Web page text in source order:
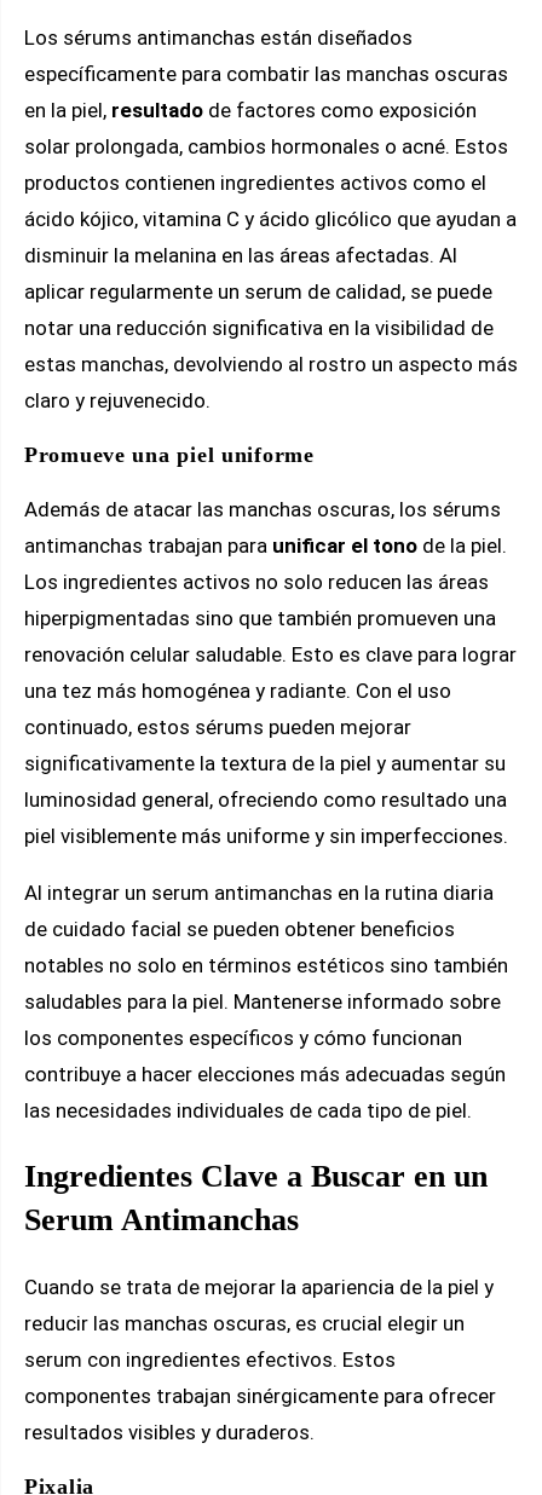
Los sérums antimanchas están diseñados
específicamente para combatir las manchas oscuras
en la piel, resultado de factores como exposición
solar prolongada, cambios hormonales o acné. Estos
productos contienen ingredientes activos como el
ácido kójico, vitamina C y ácido glicólico que ayudan a
disminuir la melanina en las áreas afectadas. Al
aplicar regularmente un serum de calidad, se puede
notar una reducción significativa en la visibilidad de
estas manchas, devolviendo al rostro un aspecto más
claro y rejuvenecido.
Promueve una piel uniforme
Además de atacar las manchas oscuras, los sérums
antimanchas trabajan para unificar el tono de la piel.
Los ingredientes activos no solo reducen las áreas
hiperpigmentadas sino que también promueven una
renovación celular saludable. Esto es clave para lograr
una tez más homogénea y radiante. Con el uso
continuado, estos sérums pueden mejorar
significativamente la textura de la piel y aumentar su
luminosidad general, ofreciendo como resultado una
piel visiblemente más uniforme y sin imperfecciones.
Al integrar un serum antimanchas en la rutina diaria
de cuidado facial se pueden obtener beneficios
notables no solo en términos estéticos sino también
saludables para la piel. Mantenerse informado sobre
los componentes específicos y cómo funcionan
contribuye a hacer elecciones más adecuadas según
las necesidades individuales de cada tipo de piel.
Ingredientes Clave a Buscar en un
Serum Antimanchas
Cuando se trata de mejorar la apariencia de la piel y
reducir las manchas oscuras, es crucial elegir un
serum con ingredientes efectivos. Estos
componentes trabajan sinérgicamente para ofrecer
resultados visibles y duraderos.
Pixalia